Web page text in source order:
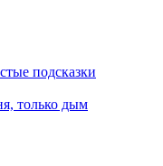
подсказки
только дым